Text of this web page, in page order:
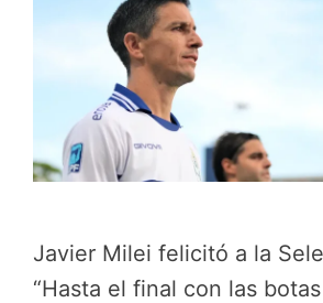
Javier Milei felicitó a la
“Hasta el final con las